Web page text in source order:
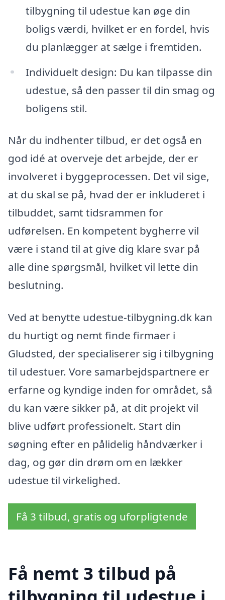
tilbygning til udestue kan øge din
boligs værdi, hvilket er en fordel, hvis
du planlægger at sælge i fremtiden.
Individuelt design: Du kan tilpasse din
udestue, så den passer til din smag og
boligens stil.
Når du indhenter tilbud, er det også en
god idé at overveje det arbejde, der er
involveret i byggeprocessen. Det vil sige,
at du skal se på, hvad der er inkluderet i
tilbuddet, samt tidsrammen for
udførelsen. En kompetent bygherre vil
være i stand til at give dig klare svar på
alle dine spørgsmål, hvilket vil lette din
beslutning.
Ved at benytte udestue-tilbygning.dk kan
du hurtigt og nemt finde firmaer i
Gludsted, der specialiserer sig i tilbygning
til udestuer. Vore samarbejdspartnere er
erfarne og kyndige inden for området, så
du kan være sikker på, at dit projekt vil
blive udført professionelt. Start din
søgning efter en pålidelig håndværker i
dag, og gør din drøm om en lækker
udestue til virkelighed.
Få 3 tilbud, gratis og uforpligtende
Få nemt 3 tilbud på